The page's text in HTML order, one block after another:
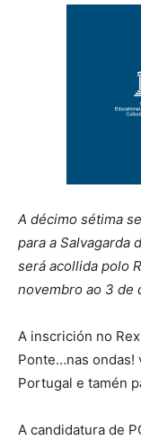
A décimo sétima
para a Salvagarda
será acollida polo
novembro ao 3 de
A inscrición no
Ponte…nas ondas!
Portugal e tamén
A candidatura de